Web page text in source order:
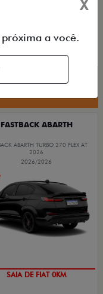
R$ 72.790,00
Quero agora!
FASTBACK ABARTH
ABARTH TURBO 270 FLEX AT
2026
2026/2026
SAIA DE FIAT 0KM
X
a você.